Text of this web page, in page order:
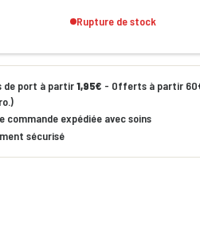
Rupture de stock
de port à partir1,95€ - Offerts à partir
commande expédiée avec soins
sécurisé